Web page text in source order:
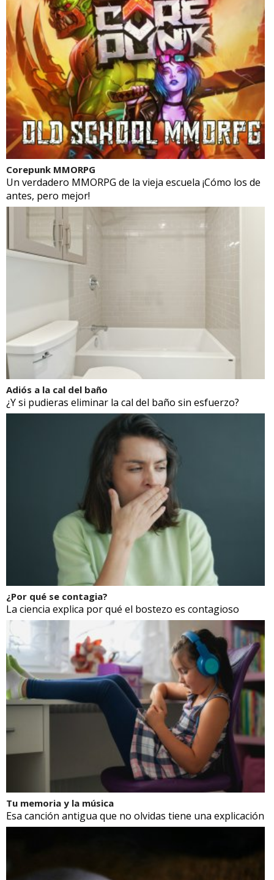
Corepunk MMORPG
Un verdadero MMORPG de la vieja escuela ¡Cómo los de
antes, pero mejor!
Adiós a la cal del baño
¿Y si pudieras eliminar la cal del baño sin esfuerzo?
¿Por qué se contagia?
La ciencia explica por qué el bostezo es contagioso
Tu memoria y la música
Esa canción antigua que no olvidas tiene una explicación